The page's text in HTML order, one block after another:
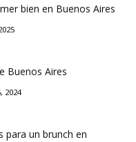
bien en Buenos Aires
Buenos Aires
2024
para un brunch en